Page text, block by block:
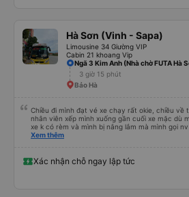
Hà Sơn (Vinh - Sapa)
Limousine 34 Giường VIP
Cabin 21 khoang Vip
Ngã 3 Kim Anh (Nhà chờ FUTA Hà
3 giờ 15 phút
Bảo Hà
Chiều đi mình đạt vé xe chạy rất okie, chiều về
nhân viên xếp mình xuống gần cuối xe mặc dù
xe k có rèm và mình bị nắng lắm mà mình gọi
chỗ. Đến Hà Nội mình chuyển sang xe khác
Xem thêm
Xác nhận chỗ ngay lập tức